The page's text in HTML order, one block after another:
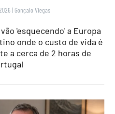
| Gonçalo Viegas
'esquecendo' a Europa
onde o custo de vida é
a cerca de 2 horas de